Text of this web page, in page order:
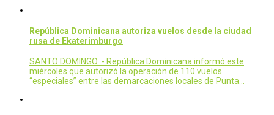
República Dominicana autoriza vuelos desde la ciudad
rusa de Ekaterimburgo
SANTO DOMINGO .- República Dominicana informó este
miércoles que autorizó la operación de 110 vuelos
“especiales” entre las demarcaciones locales de Punta…